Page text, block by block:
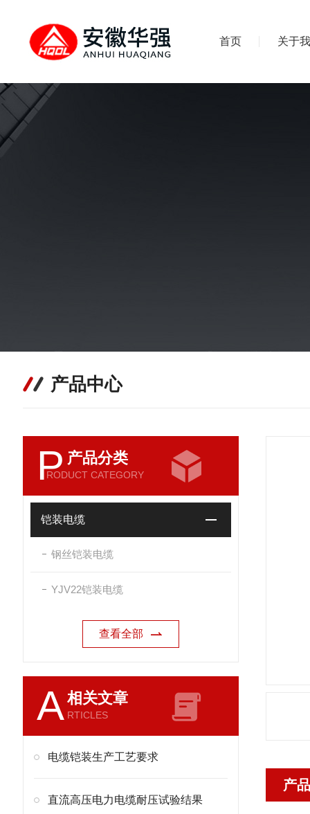
首页 关于
产品中心
P 产品分类
RODUCT CATEGORY
铠装电缆
钢丝铠装电缆
YJV22铠装电缆
查看全部
A相关文章
RTICLES
电缆铠装生产工艺要求
直流高压电力电缆耐压试验结果
产